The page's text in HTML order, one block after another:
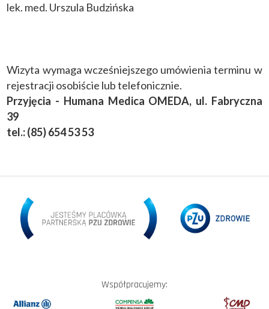
lek. med. Urszula Budzińska
Wizyta wymaga wcześniejszego umówienia terminu w
rejestracji osobiście lub telefonicznie.
Przyjęcia - Humana Medica OMEDA, ul. Fabryczna
39
tel.: (85) 654 53 53
Współpracujemy: